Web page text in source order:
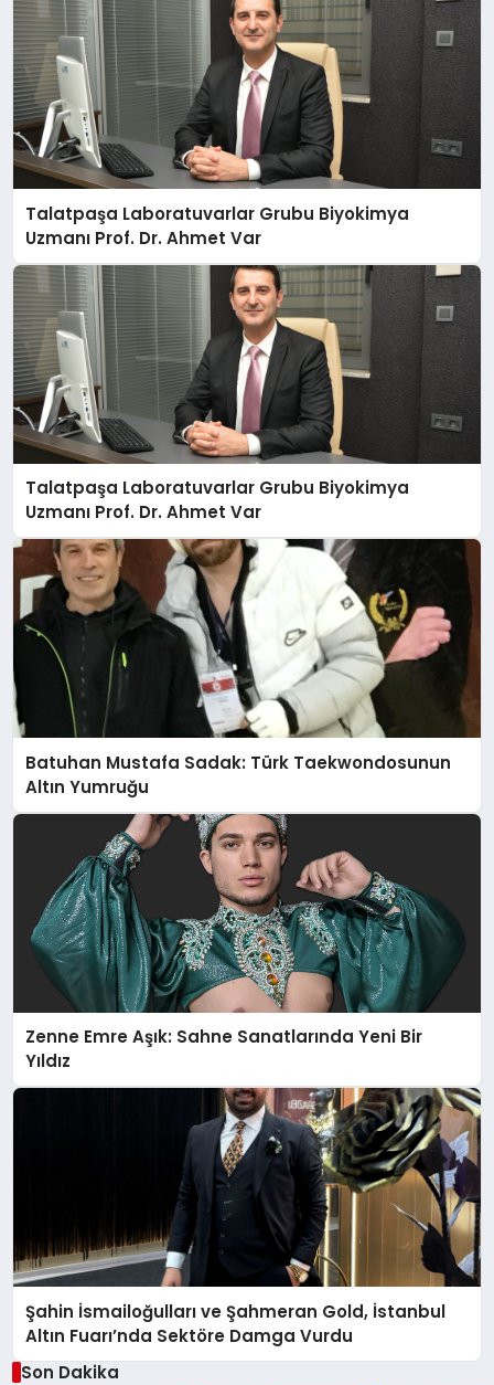
Talatpaşa Laboratuvarlar Grubu Biyokimya
Uzmanı Prof. Dr. Ahmet Var
Talatpaşa Laboratuvarlar Grubu Biyokimya
Uzmanı Prof. Dr. Ahmet Var
Batuhan Mustafa Sadak: Türk Taekwondosunun
Altın Yumruğu
Zenne Emre Aşık: Sahne Sanatlarında Yeni Bir
Yıldız
Şahin İsmailoğulları ve Şahmeran Gold, İstanbul
Altın Fuarı’nda Sektöre Damga Vurdu
Son Dakika